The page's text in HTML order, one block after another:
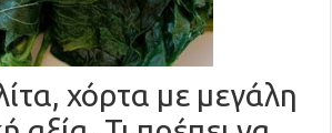
χόρτα με μεγάλη